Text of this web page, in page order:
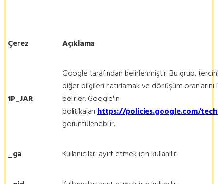
Çerez Açıklama
1P_JAR
Google tarafından belirlenmiştir. Bu grup,
diğer bilgileri hatırlamak ve dönüşüm
belirler. Google'ın
politikalarıhttps://policies.google.com/
görüntülenebilir.
_ga Kullanıcıları ayırt etmek için kullanılır.